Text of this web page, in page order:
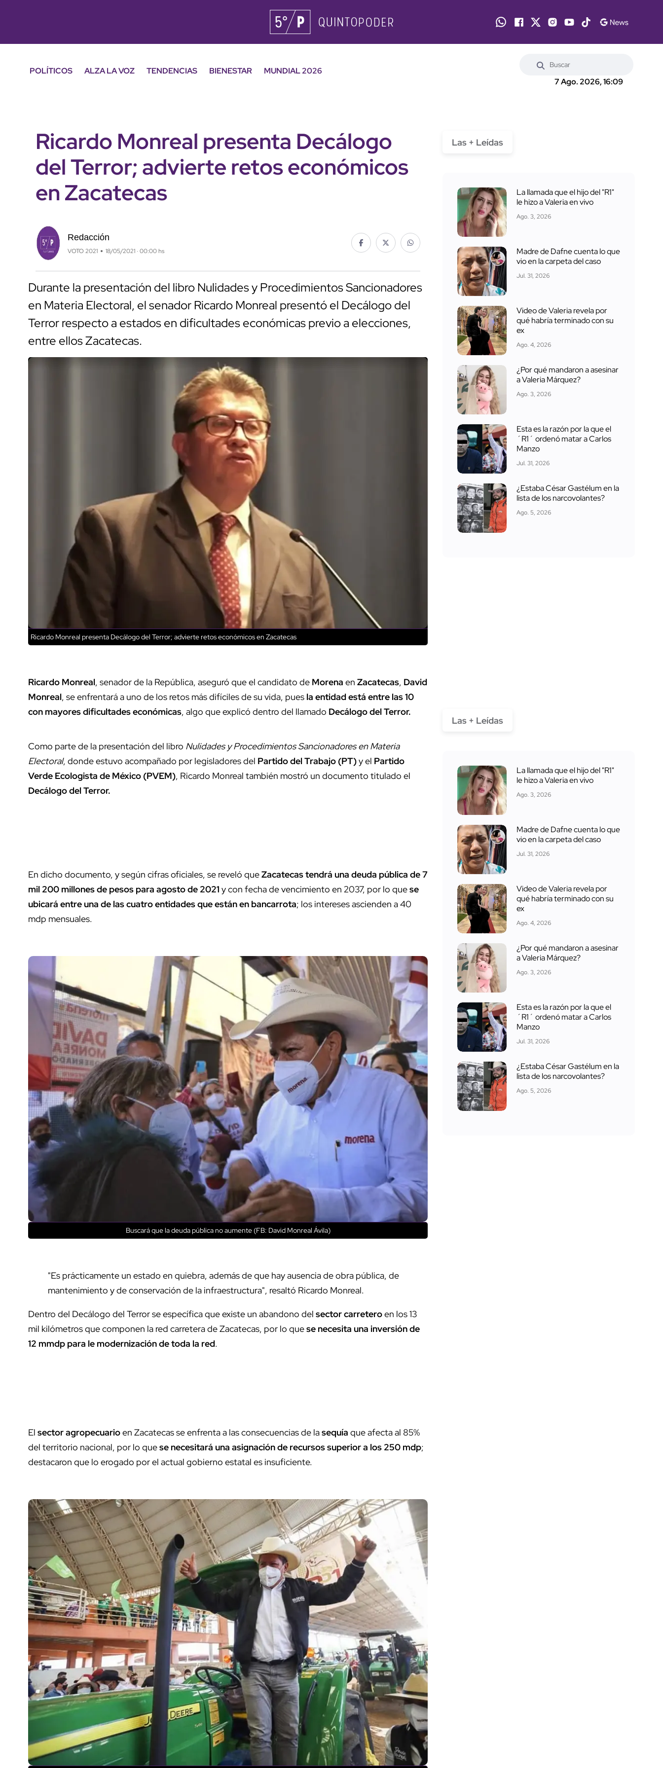
POLÍTICOS ALZA LA VOZ TENDENCIAS BIENESTAR
MUNDIAL 2026
7 Ago. 2026, 16:09
Ricardo Monreal presenta Decálogo
del Terror; advierte retos económicos
en Zacatecas
Redacción
VOTO 2021 18/05/2021 · 00:00 hs
Durante la presentación del libro Nulidades y Procedimientos Sancionadores
en Materia Electoral, el senador Ricardo Monreal presentó el Decálogo del
Terror respecto a estados en dificultades económicas previo a elecciones,
entre ellos Zacatecas.
Ricardo Monreal presenta Decálogo del Terror; advierte retos económicos en Zacatecas
Ricardo Monreal, senador de la República, aseguró que el candidato de Morena en Zacatecas, David
Monreal, se enfrentará a uno de los retos más difíciles de su vida, pues la entidad está entre las 10
con mayores dificultades económicas, algo que explicó dentro del llamado Decálogo del Terror.
Como parte de la presentación del libro Nulidades y Procedimientos Sancionadores en Materia
Electoral, donde estuvo acompañado por legisladores del Partido del Trabajo (PT)y el Partido
Verde Ecologista de México (PVEM), Ricardo Monreal también mostró un documento titulado el
Decálogo del Terror.
En dicho documento, y según cifras oficiales, se reveló queZacatecas tendrá una deuda pública de 7
mil 200 millones de pesos para agosto de 2021 y con fecha de vencimiento en 2037, por lo quese
ubicará entre una de las cuatro entidades que están en bancarrota; los intereses ascienden a 40
mdp mensuales.
Buscará que la deuda pública no aumente (FB: David Monreal Ávila)
"Es prácticamente un estado en quiebra, además de que hay ausencia de obra pública, de
mantenimiento y de conservación de la infraestructura", resaltó Ricardo Monreal.
Dentro del Decálogo del Terror se específica que existe un abandono del sector carreteroen los 13
mil kilómetros que componen la red carretera de Zacatecas, por lo quese necesita una inversión de
12 mmdp para le modernización de toda la red.
El sector agropecuarioen Zacatecas se enfrenta a las consecuencias de lasequía que afecta al 85%
del territorio nacional, por lo quese necesitará una asignación de recursos superior a los 250 mdp;
destacaron que lo erogado por el actual gobierno estatal es insuficiente.
Las + Leídas
La llamada que el hijo del "R1"
le hizo a Valeria en vivo
Ago. 3, 2026
Madre de Dafne cuenta lo que
vio en la carpeta del caso
Jul. 31, 2026
Video de Valeria revela por
qué habría terminado con su
ex
Ago. 4, 2026
¿Por qué mandaron a asesinar
a Valeria Márquez?
Ago. 3, 2026
Esta es la razón por la que el
´R1´ ordenó matar a Carlos
Manzo
Jul. 31, 2026
¿Estaba César Gastélum en la
lista de los narcovolantes?
Ago. 5, 2026
Las + Leídas
La llamada que el hijo del "R1"
le hizo a Valeria en vivo
Ago. 3, 2026
Madre de Dafne cuenta lo que
vio en la carpeta del caso
Jul. 31, 2026
Video de Valeria revela por
qué habría terminado con su
ex
Ago. 4, 2026
¿Por qué mandaron a asesinar
a Valeria Márquez?
Ago. 3, 2026
Esta es la razón por la que el
´R1´ ordenó matar a Carlos
Manzo
Jul. 31, 2026
¿Estaba César Gastélum en la
lista de los narcovolantes?
Ago. 5, 2026